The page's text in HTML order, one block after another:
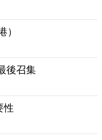
在十六世紀前我國勞動人民
品質與 綠茶
湖南、安徽、湖北、四川、
）
後召集
性